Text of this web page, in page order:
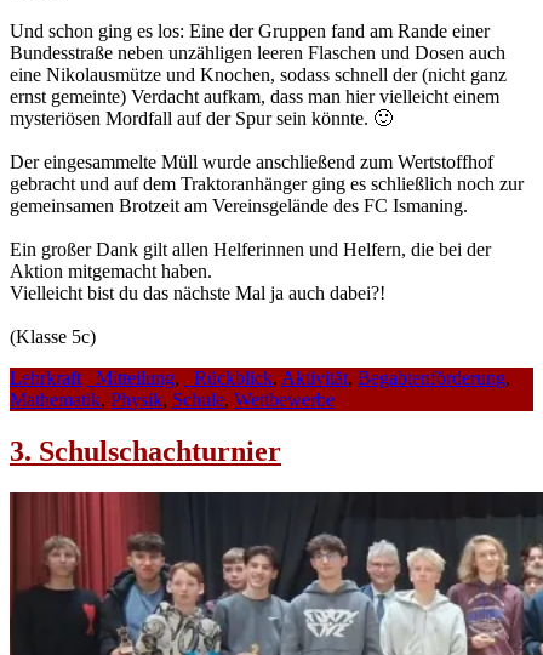
Und schon ging es los: Eine der Gruppen fand am Rande einer
Bundesstraße neben unzähligen leeren Flaschen und Dosen auch
eine Nikolausmütze und Knochen, sodass schnell der (nicht ganz
ernst gemeinte) Verdacht aufkam, dass man hier vielleicht einem
mysteriösen Mordfall auf der Spur sein könnte. 🙂
Der eingesammelte Müll wurde anschließend zum Wertstoffhof
gebracht und auf dem Traktoranhänger ging es schließlich noch zur
gemeinsamen Brotzeit am Vereinsgelände des FC Ismaning.
Ein großer Dank gilt allen Helferinnen und Helfern, die bei der
Aktion mitgemacht haben.
Vielleicht bist du das nächste Mal ja auch dabei?!
(Klasse 5c)
Lehrkraft
_Mitteilung, _Rückblick, Aktivität, Begabtenförderung,
Mathematik, Physik, Schule, Wettbewerbe
3. Schulschachturnier